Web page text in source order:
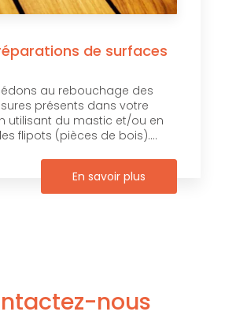
de surfaces
au rebouchage des
présents dans votre
utilisant du mastic et/ou en
flipots (pièces de bois)....
En savoir plus
nous